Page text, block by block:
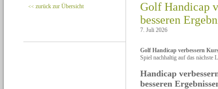
<< zurück zur Übersicht
Golf Handicap
besseren
7. Juli 2026
Golf Handicap verbessern
Spiel nachhaltig auf das nächste
Handicap
besseren